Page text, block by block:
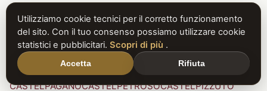
CASTELNUOVO DI PORTO CASTELNUOVO DON BOSCO
CASTELNUOVO MAGRACASTELNUOVO NIGRA
CASTELNUOVO PARANOCASTELNUOVO RANGONE
CASTELNUOVO SCRIVIA
CASTELNUOVO VAL DI CECINA
CASTELPAGANOCASTELPETROSOCASTELPIZZUTO
Utilizziamo cookie tecnici per il corretto funzionamento
del sito. Con il tuo consenso possiamo utilizzare cookie
statistici e pubblicitari. Scopri di più .
Accetta Rifiuta